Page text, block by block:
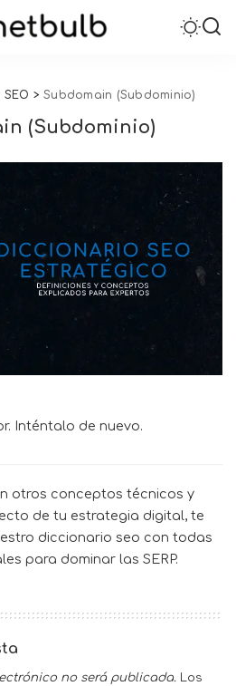
>Subdomain (Subdominio)
(Subdominio)
Inténtalo de nuevo.
otros conceptos técnicos y
de tu estrategia digital, te
diccionario seo con todas
para dominar las SERP.
no será publicada. Los